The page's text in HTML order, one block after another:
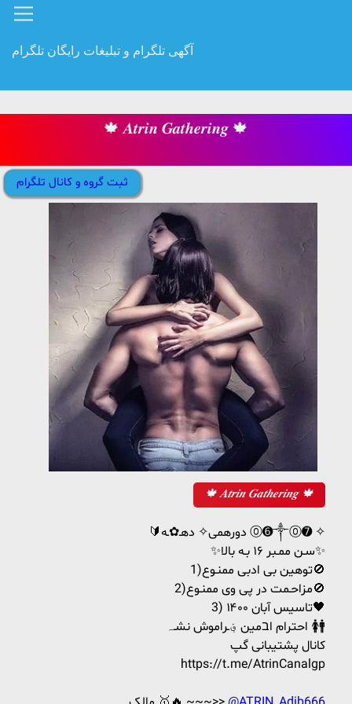
آگهی تلگرام و تبلیغات رایگان تلگرام
🍁 𝑨𝒕𝒓𝒊𝒏 𝑮𝒂𝒕𝒉𝒆𝒓𝒊𝒏𝒈 🍁
ثبت گروه و کانال تلگرام
🍁 𝑨𝒕𝒓𝒊𝒏 𝑮𝒂𝒕𝒉𝒆𝒓𝒊𝒏𝒈 🍁
🔰دورهمی✧ دهـ✿ـه ⓪➏༒︎⓪➐ ✧
✨️سـن ممـبر ۱۶ بـه بالا✨️
1)توهین بی ادبی ممنـوع🚫
2)مزاحـمت در پی وی ممنـوع🚫
3)تاسیس آبان ۱۴۰۰ ‏🖤
احترام اבمین ؋ـراموش نشـہ 🚺🚹
کانال پشتیبانی گپ
https://t.me/AtrinCanalgp